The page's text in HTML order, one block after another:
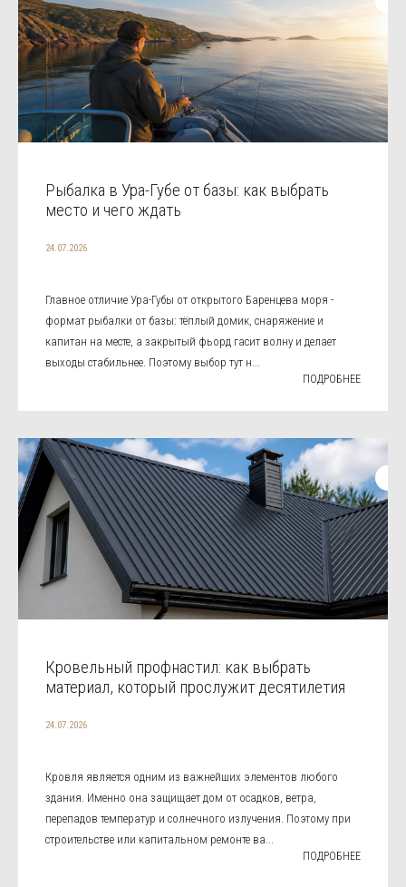
Рыбалка в Ура-Губе от базы: как выбрать
место и чего ждать
24.07.2026
Главное отличие Ура-Губы от открытого Баренцева моря -
формат рыбалки от базы: тёплый домик, снаряжение и
капитан на месте, а закрытый фьорд гасит волну и делает
выходы стабильнее. Поэтому выбор тут н...
ПОДРОБНЕЕ
Кровельный профнастил: как выбрать
материал, который прослужит десятилетия
24.07.2026
Кровля является одним из важнейших элементов любого
здания. Именно она защищает дом от осадков, ветра,
перепадов температур и солнечного излучения. Поэтому при
строительстве или капитальном ремонте ва...
ПОДРОБНЕЕ